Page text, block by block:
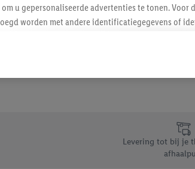
Levering tot bij je
u gepersonaliseerde advertenties te tonen. Voor
worden met andere identificatiegegevens of
akkoord gaat, kunnen advertenties in het kader
hebt getoond (bijvoorbeeld door het product in de
ook op verschillende apparaten en
kunt u individuele doeleinden toestaan
te klikken, kunt u alleen het gebruik van
te klikken, stemt u in met alle verwerkingen